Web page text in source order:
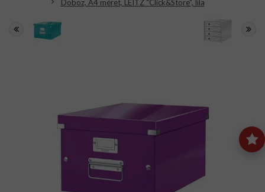
Doboz, A4 méret, LEITZ "Click&Store", lila